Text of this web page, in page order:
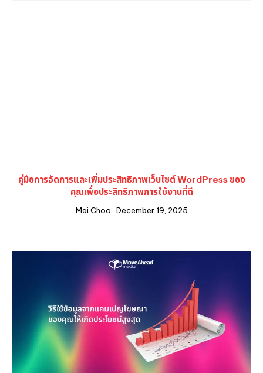
คู่มือการจัดการและเพิ่มประสิทธิภาพเว็บไซต์ WordPress ของ
คุณเพื่อประสิทธิภาพการใช้งานที่ดี
Mai Choo December 19, 2025